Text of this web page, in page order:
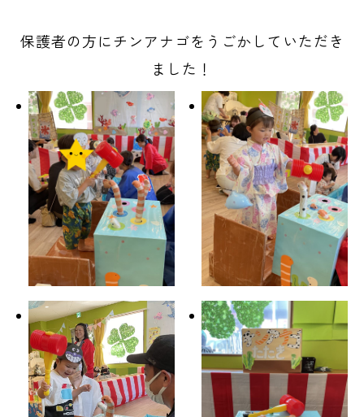
保護者の方にチンアナゴをうごかしていただき
ました！